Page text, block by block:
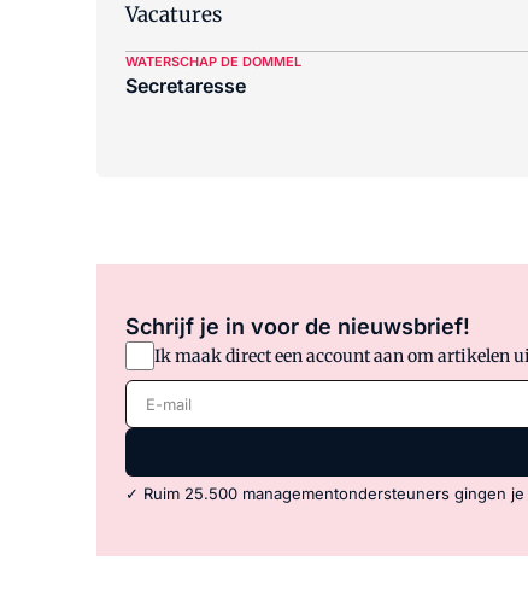
Vacatures
WATERSCHAP DE DOMMEL
Secretaresse
Schrijf je in voor de nieuwsbrief!
Ik maak direct een account aan om artikelen
E-mail
✓ Ruim 25.500 managementondersteuners gingen